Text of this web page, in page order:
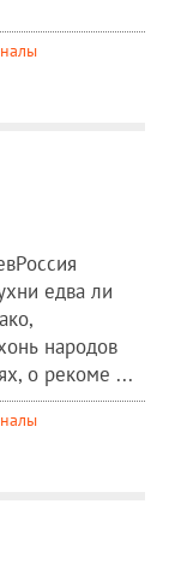
едва ли
народов
о рекоме ...